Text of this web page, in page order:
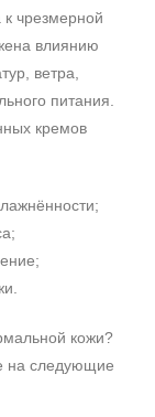
к чрезмерной
влиянию
ветра,
питания.
кремов
кожи?
на следующие